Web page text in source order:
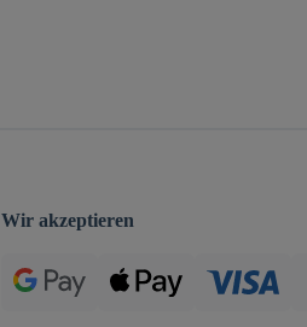
Wir akzeptieren